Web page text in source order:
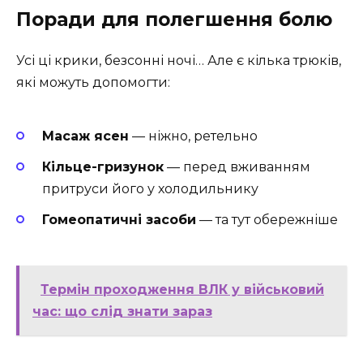
Поради для полегшення болю
Усі ці крики, безсонні ночі… Але є кілька трюків,
які можуть допомогти:
Масаж ясен — ніжно, ретельно
Кільце-гризунок — перед вживанням
притруси його у холодильнику
Гомеопатичні засоби — та тут обережніше
Термін проходження ВЛК у військовий
час: що слід знати зараз